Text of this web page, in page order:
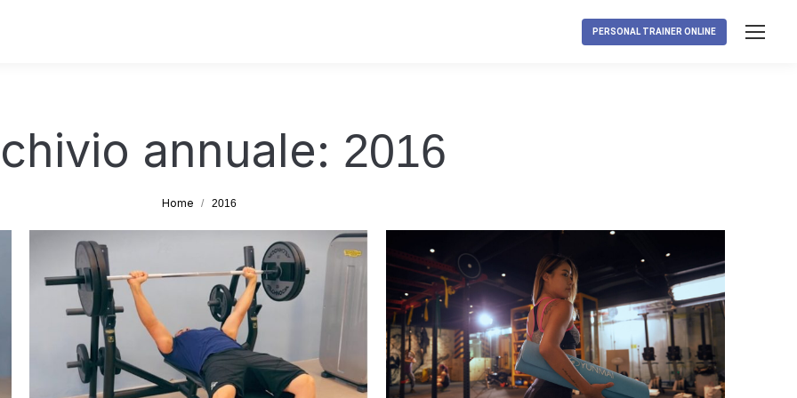
PERSONAL TRAINER ONLINE
annuale: 2016
Tu sei qui:
Home 2016